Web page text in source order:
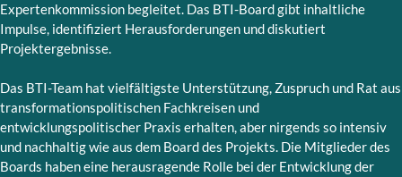
Expertenkommission begleitet. Das BTI-Board gibt inhaltliche
Impulse, identifiziert Herausforderungen und diskutiert
Projektergebnisse.
Das BTI-Team hat vielfältigste Unterstützung, Zuspruch und Rat aus
transformationspolitischen Fachkreisen und
entwicklungspolitischer Praxis erhalten, aber nirgends so intensiv
und nachhaltig wie aus dem Board des Projekts. Die Mitglieder des
Boards haben eine herausragende Rolle bei der Entwicklung der